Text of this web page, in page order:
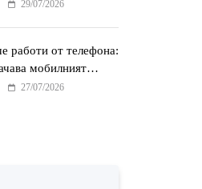
29/07/2026
работи от телефона:
мобилният
AI агенти
27/07/2026